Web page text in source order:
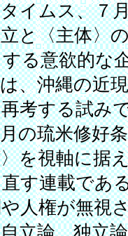
イムス、７
と〈主体〉
る意欲的な
沖縄の近
考する試み
の琉米修好
を視軸に据
す連載であ
人権が無視